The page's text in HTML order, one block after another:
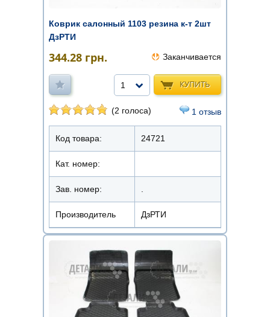
Коврик салонный 1103 резина к-т 2шт
ДзРТИ
344.28 грн. Заканчивается
КУПИТЬ
1
(2 голоса) 1 отзыв
Код товара: 24721
Кат. номер:
Зав. номер: .
Производитель ДзРТИ